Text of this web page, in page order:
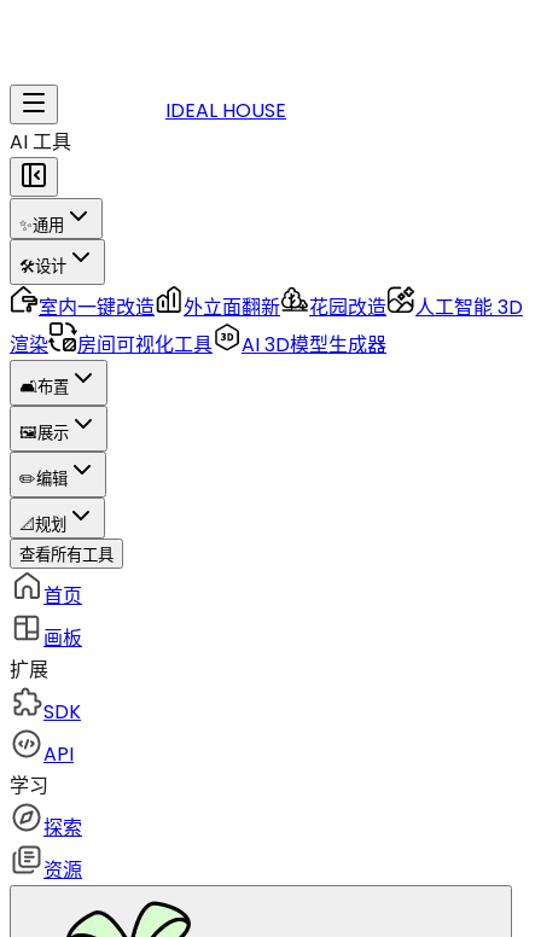
IDEAL HOUSE
AI 工具
✨通用
🛠️设计
室内一键改造 外立面翻新 花园改造
人工智能 3D
渲染
房间可视化工具 AI 3D模型生成器
🛋️布置
🖼️展示
✏️编辑
📐规划
查看所有工具
首页
画板
扩展
SDK
API
学习
探索
资源